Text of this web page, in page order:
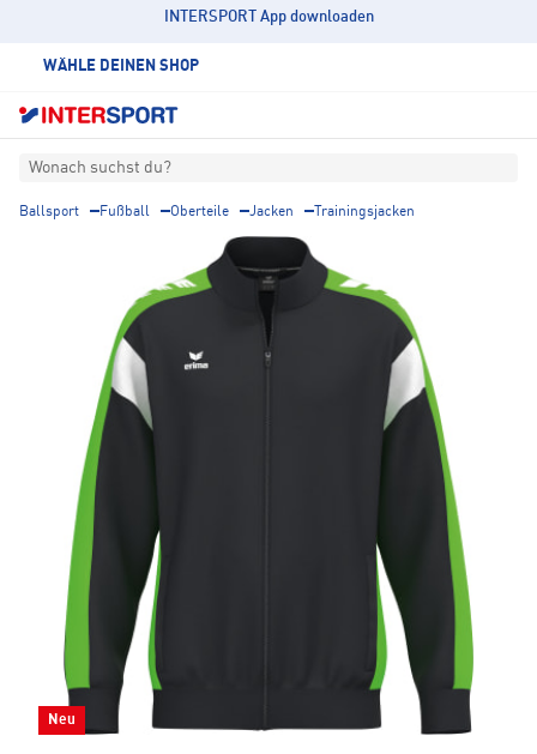
INTERSPORT App downloaden
WÄHLE DEINEN SHOP
Wonach suchst du?
Ballsport Fußball Oberteile Jacken Trainingsjacken
Neu